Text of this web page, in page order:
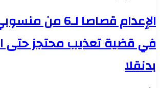
الإعدام قصاصا لـ6
في قضية تعذيب محتجز حتى
بدنقلا